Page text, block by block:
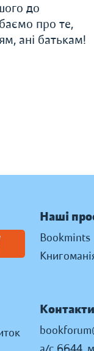
до
про те,
ані батькам!
Наші
Bookmints
Контакти